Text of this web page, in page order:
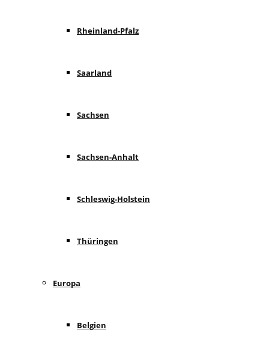
Rheinland-Pfalz
Saarland
Sachsen
Sachsen-Anhalt
Schleswig-Holstein
Thüringen
Europa
Belgien